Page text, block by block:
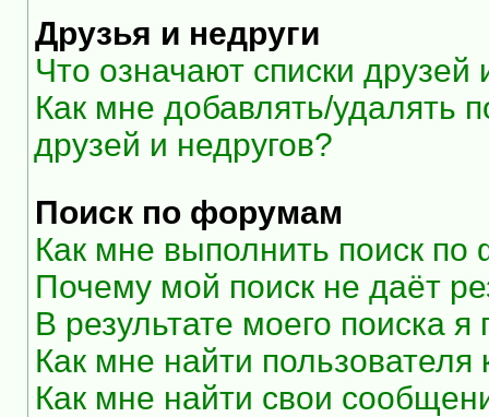
Друзья и недруги
Что означают списки друзей
Как мне добавлять/удалять
друзей и недругов?
Поиск по форумам
Как мне выполнить поиск
Почему мой поиск не даёт
В результате моего поиска
Как мне найти
Как мне найти свои